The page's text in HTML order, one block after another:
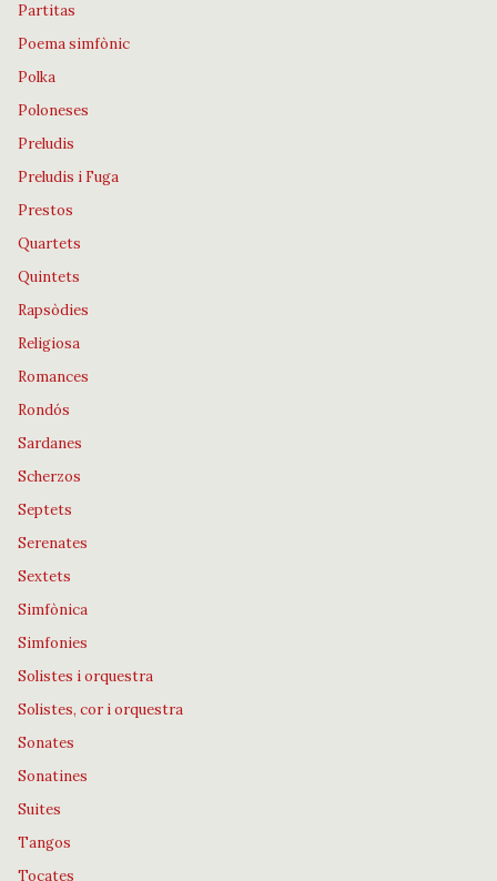
Partitas
Poema simfònic
Polka
Poloneses
Preludis
Preludis i Fuga
Prestos
Quartets
Quintets
Rapsòdies
Religiosa
Romances
Rondós
Sardanes
Scherzos
Septets
Serenates
Sextets
Simfònica
Simfonies
Solistes i orquestra
Solistes, cor i orquestra
Sonates
Sonatines
Suites
Tangos
Tocates